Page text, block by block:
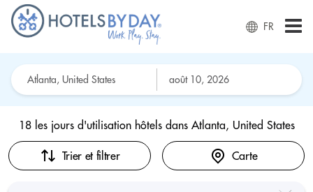
FR
18 les jours d'utilisation hôtels dans Atlanta, United States
Trier et filtrer Carte